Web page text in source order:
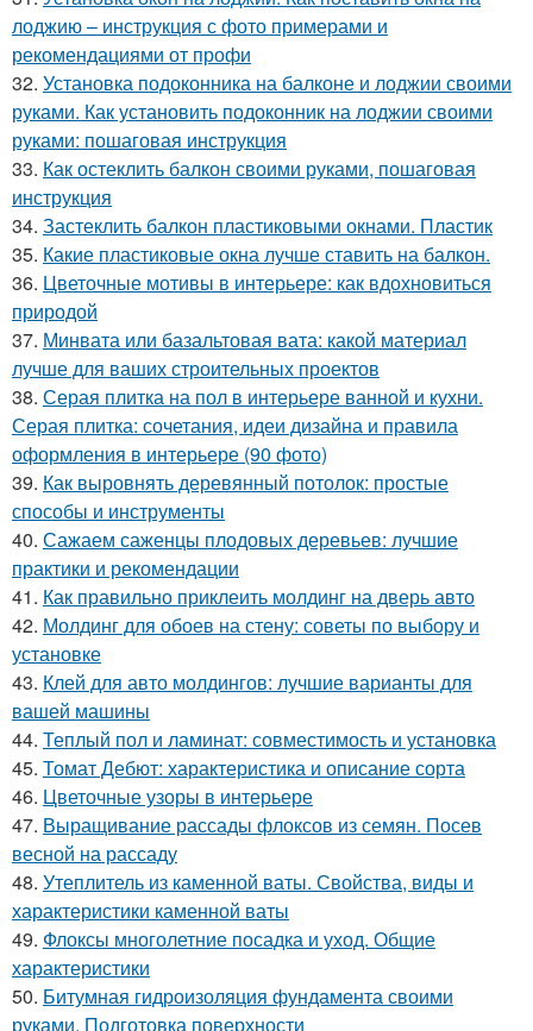
лоджию – инструкция с фото примерами и
рекомендациями от профи
32. Установка подоконника на балконе и лоджии своими
руками. Как установить подоконник на лоджии своими
руками: пошаговая инструкция
33. Как остеклить балкон своими руками, пошаговая
инструкция
34. Застеклить балкон пластиковыми окнами. Пластик
35. Какие пластиковые окна лучше ставить на балкон.
36. Цветочные мотивы в интерьере: как вдохновиться
природой
37. Минвата или базальтовая вата: какой материал
лучше для ваших строительных проектов
38. Серая плитка на пол в интерьере ванной и кухни.
Серая плитка: сочетания, идеи дизайна и правила
оформления в интерьере (90 фото)
39. Как выровнять деревянный потолок: простые
способы и инструменты
40. Сажаем саженцы плодовых деревьев: лучшие
практики и рекомендации
41. Как правильно приклеить молдинг на дверь авто
42. Молдинг для обоев на стену: советы по выбору и
установке
43. Клей для авто молдингов: лучшие варианты для
вашей машины
44. Теплый пол и ламинат: совместимость и установка
45. Томат Дебют: характеристика и описание сорта
46. Цветочные узоры в интерьере
47. Выращивание рассады флоксов из семян. Посев
весной на рассаду
48. Утеплитель из каменной ваты. Свойства, виды и
характеристики каменной ваты
49. Флоксы многолетние посадка и уход. Общие
характеристики
50. Битумная гидроизоляция фундамента своими
руками. Подготовка поверхности